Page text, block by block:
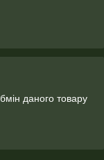
даного товару